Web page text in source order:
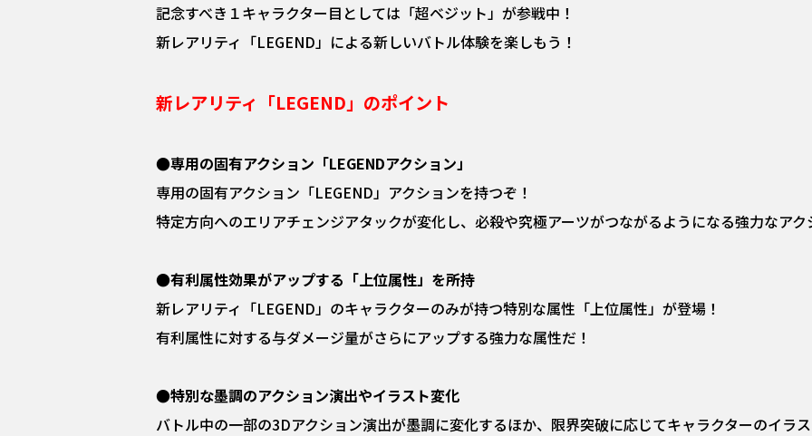
記念すべき１キャラクター目としては「超ベジット」が参戦中！
新レアリティ「LEGEND」による新しいバトル体験を楽しもう！
新レアリティ「LEGEND」のポイント
●専用の固有アクション「LEGENDアクション」
専用の固有アクション「LEGEND」アクションを持つぞ！
特定方向へのエリアチェンジアタックが変化し、必殺や究極アーツがつながるようになる強力なアク
●有利属性効果がアップする「上位属性」を所持
新レアリティ「LEGEND」のキャラクターのみが持つ特別な属性「上位属性」が登場！
有利属性に対する与ダメージ量がさらにアップする強力な属性だ！
●特別な墨調のアクション演出やイラスト変化
バトル中の一部の3Dアクション演出が墨調に変化するほか、限界突破に応じてキャラクターのイラ